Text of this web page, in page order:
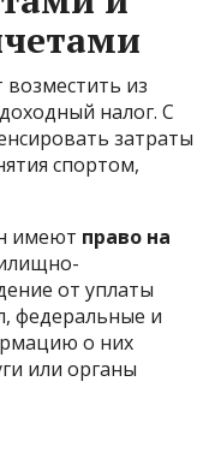
из
налог. С
затраты
спортом,
имеют право на
от уплаты
федеральные и
о них
или органы